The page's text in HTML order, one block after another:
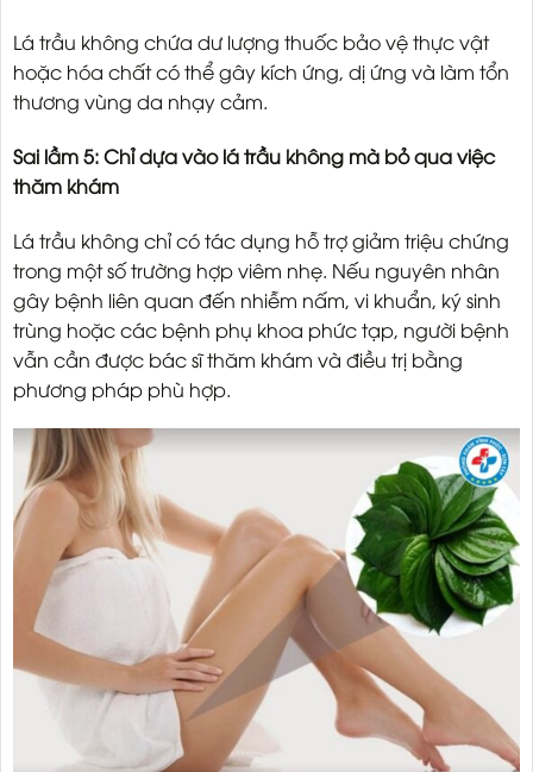
Lá trầu không chứa dư lượng thuốc bảo vệ thực vật
hoặc hóa chất có thể gây kích ứng, dị ứng và làm tổn
thương vùng da nhạy cảm.
Sai lầm 5: Chỉ dựa vào lá trầu không mà bỏ qua việc
thăm khám
Lá trầu không chỉ có tác dụng hỗ trợ giảm triệu chứng
trong một số trường hợp viêm nhẹ. Nếu nguyên nhân
gây bệnh liên quan đến nhiễm nấm, vi khuẩn, ký sinh
trùng hoặc các bệnh phụ khoa phức tạp, người bệnh
vẫn cần được bác sĩ thăm khám và điều trị bằng
phương pháp phù hợp.